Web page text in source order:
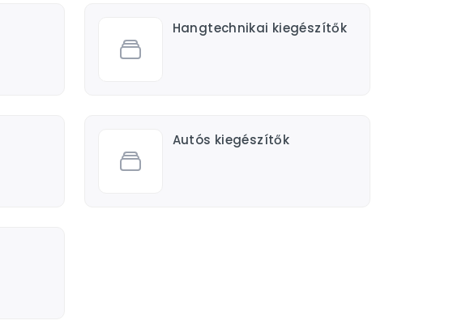
Hangtechnikai kiegészítők
Autós kiegészítők